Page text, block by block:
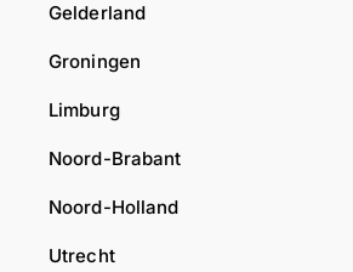
Gelderland
Groningen
Limburg
Noord-Brabant
Noord-Holland
Utrecht